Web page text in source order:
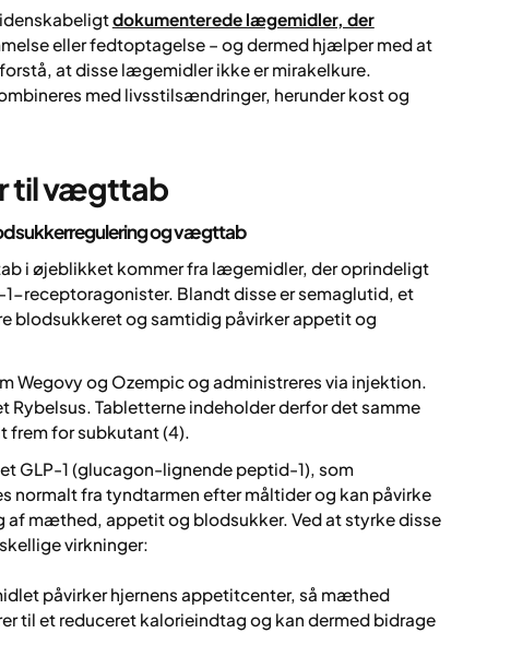
dokumenterede lægemidler, der
eller fedtoptagelse – og dermed hjælper med at
at disse lægemidler ikke er mirakelkure.
med livsstilsændringer, herunder kost og
til vægttab
og vægttab
i øjeblikket kommer fra lægemidler, der oprindeligt
receptoragonister. Blandt disse er semaglutid, et
blodsukkeret og samtidig påvirker appetit og
og Ozempic og administreres via injektion.
Tabletterne indeholder derfor det samme
frem for subkutant (4).
GLP-1 (glucagon-lignende peptid-1), som
normalt fra tyndtarmen efter måltider og kan påvirke
af mæthed, appetit og blodsukker. Ved at styrke disse
virkninger:
påvirker hjernens appetitcenter, så mæthed
til et reduceret kalorieindtag og kan dermed bidrage